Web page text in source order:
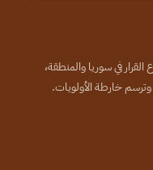
في سوريا والمنطقة،
وترسم خارطة الأولويات.